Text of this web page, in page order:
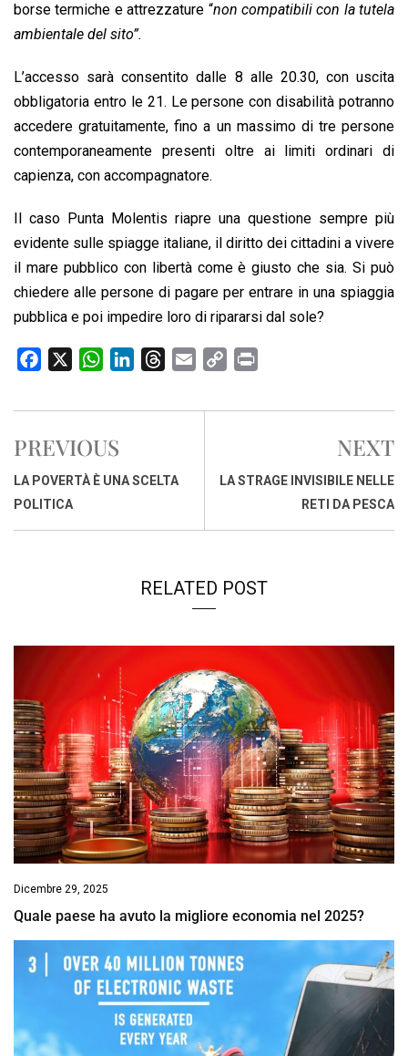
borse termiche e attrezzature “non compatibili con la tutela
ambientale del sito”.
L’accesso sarà consentito dalle 8 alle 20.30, con uscita
obbligatoria entro le 21. Le persone con disabilità potranno
accedere gratuitamente, fino a un massimo di tre persone
contemporaneamente presenti oltre ai limiti ordinari di
capienza, con accompagnatore.
Il caso Punta Molentis riapre una questione sempre più
evidente sulle spiagge italiane, il diritto dei cittadini a vivere
il mare pubblico con libertà come è giusto che sia. Si può
chiedere alle persone di pagare per entrare in una spiaggia
pubblica e poi impedire loro di ripararsi dal sole?
c
b
o
o
W
a
s
A
n
d
r
d
a
p
i
i
PREVIOUS
LA POVERTÀ È UNA SCELTA
POLITICA
NEXT
LA STRAGE INVISIBILE NELLE
RETI DA PESCA
RELATED POST
Dicembre 29, 2025
Quale paese ha avuto la migliore economia nel 2025?